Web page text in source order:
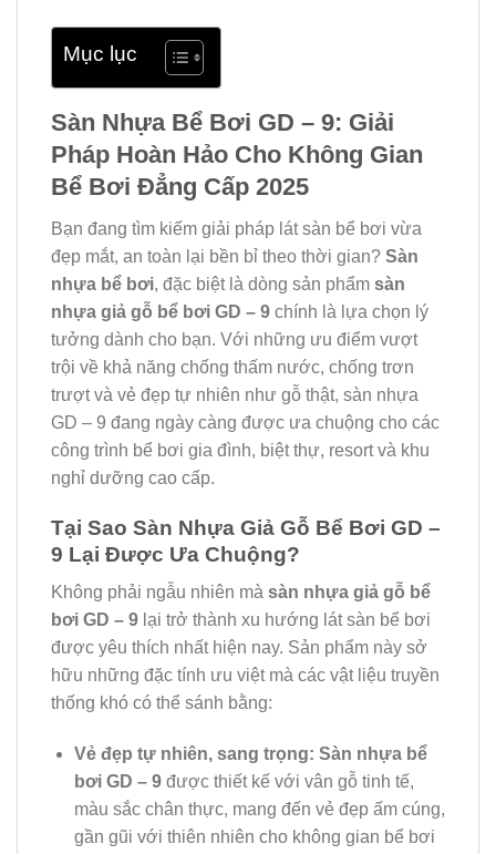
Mục lục
Sàn Nhựa Bể Bơi GD – 9: Giải
Pháp Hoàn Hảo Cho Không Gian
Bể Bơi Đẳng Cấp 2025
Bạn đang tìm kiếm giải pháp lát sàn bể bơi vừa
đẹp mắt, an toàn lại bền bỉ theo thời gian? Sàn
nhựa bể bơi, đặc biệt là dòng sản phẩm sàn
nhựa giả gỗ bể bơi GD – 9 chính là lựa chọn lý
tưởng dành cho bạn. Với những ưu điểm vượt
trội về khả năng chống thấm nước, chống trơn
trượt và vẻ đẹp tự nhiên như gỗ thật, sàn nhựa
GD – 9 đang ngày càng được ưa chuộng cho các
công trình bể bơi gia đình, biệt thự, resort và khu
nghỉ dưỡng cao cấp.
Tại Sao Sàn Nhựa Giả Gỗ Bể Bơi GD –
9 Lại Được Ưa Chuộng?
Không phải ngẫu nhiên mà sàn nhựa giả gỗ bể
bơi GD – 9 lại trở thành xu hướng lát sàn bể bơi
được yêu thích nhất hiện nay. Sản phẩm này sở
hữu những đặc tính ưu việt mà các vật liệu truyền
thống khó có thể sánh bằng:
Vẻ đẹp tự nhiên, sang trọng: Sàn nhựa bể
bơi GD – 9được thiết kế với vân gỗ tinh tế,
màu sắc chân thực, mang đến vẻ đẹp ấm cúng,
gần gũi với thiên nhiên cho không gian bể bơi